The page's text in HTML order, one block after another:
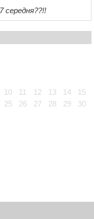
середня??!!
10 11 12 13 14
15
25 26 27 28 29
30